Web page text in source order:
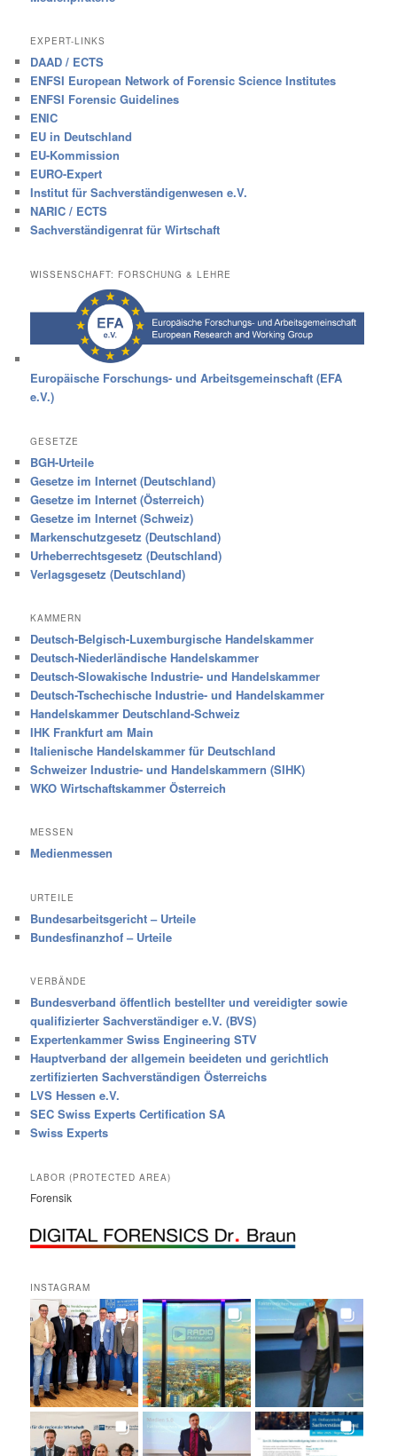
EXPERT-LINKS
DAAD / ECTS
ENFSI European Network of Forensic Science Institutes
ENFSI Forensic Guidelines
ENIC
EU in Deutschland
EU-Kommission
EURO-Expert
Institut für Sachverständigenwesen e.V.
NARIC / ECTS
Sachverständigenrat für Wirtschaft
WISSENSCHAFT: FORSCHUNG & LEHRE
Europäische Forschungs- und Arbeitsgemeinschaft (EFA
e.V.)
GESETZE
BGH-Urteile
Gesetze im Internet (Deutschland)
Gesetze im Internet (Österreich)
Gesetze im Internet (Schweiz)
Markenschutzgesetz (Deutschland)
Urheberrechtsgesetz (Deutschland)
Verlagsgesetz (Deutschland)
KAMMERN
Deutsch-Belgisch-Luxemburgische Handelskammer
Deutsch-Niederländische Handelskammer
Deutsch-Slowakische Industrie- und Handelskammer
Deutsch-Tschechische Industrie- und Handelskammer
Handelskammer Deutschland-Schweiz
IHK Frankfurt am Main
Italienische Handelskammer für Deutschland
Schweizer Industrie- und Handelskammern (SIHK)
WKO Wirtschaftskammer Österreich
MESSEN
Medienmessen
URTEILE
Bundesarbeitsgericht – Urteile
Bundesfinanzhof – Urteile
VERBÄNDE
Bundesverband öffentlich bestellter und vereidigter sowie
qualifizierter Sachverständiger e.V. (BVS)
Expertenkammer Swiss Engineering STV
Hauptverband der allgemein beeideten und gerichtlich
zertifizierten Sachverständigen Österreichs
LVS Hessen e.V.
SEC Swiss Experts Certification SA
Swiss Experts
LABOR (PROTECTED AREA)
Forensik
INSTAGRAM